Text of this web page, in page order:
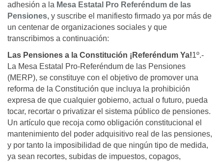
adhesión a la Mesa Estatal Pro Referéndum de las
Pensiones, y suscribe el manifiesto firmado ya por más de
un centenar de organizaciones sociales y que
transcribimos a continuación:
Las Pensiones a la Constitución ¡Referéndum Ya!1º.-
La Mesa Estatal Pro-Referéndum de las Pensiones
(MERP), se constituye con el objetivo de promover una
reforma de la Constitución que incluya la prohibición
expresa de que cualquier gobierno, actual o futuro, pueda
tocar, recortar o privatizar el sistema público de pensiones.
Un artículo que recoja como obligación constitucional el
mantenimiento del poder adquisitivo real de las pensiones,
y por tanto la imposibilidad de que ningún tipo de medida,
ya sean recortes, subidas de impuestos, copagos,